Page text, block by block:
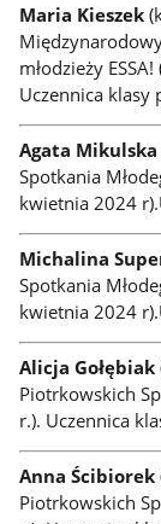
Maria Kieszek
młodzieży
Uczennica klasy
Agata Mikulska
Spotkania
kwietnia 2024
Michalina
Spotkania
kwietnia 2024
Alicja Gołębiak
Piotrkowskich
r.). Uczennica
Anna Ścibiorek
Piotrkowskich